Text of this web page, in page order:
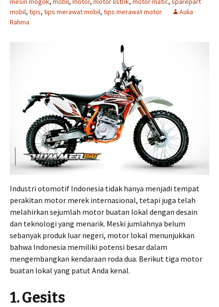
mobil, tips, tips merawat mobil, tips merawat motor
Aulia
Rahma
Industri otomotif Indonesia tidak hanya menjadi tempat
perakitan motor merek internasional, tetapi juga telah
melahirkan sejumlah motor buatan lokal dengan desain
dan teknologi yang menarik. Meski jumlahnya belum
sebanyak produk luar negeri, motor lokal menunjukkan
bahwa Indonesia memiliki potensi besar dalam
mengembangkan kendaraan roda dua. Berikut tiga motor
buatan lokal yang patut Anda kenal.
1. Gesits